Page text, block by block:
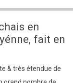
en
fait en
& très étendue de